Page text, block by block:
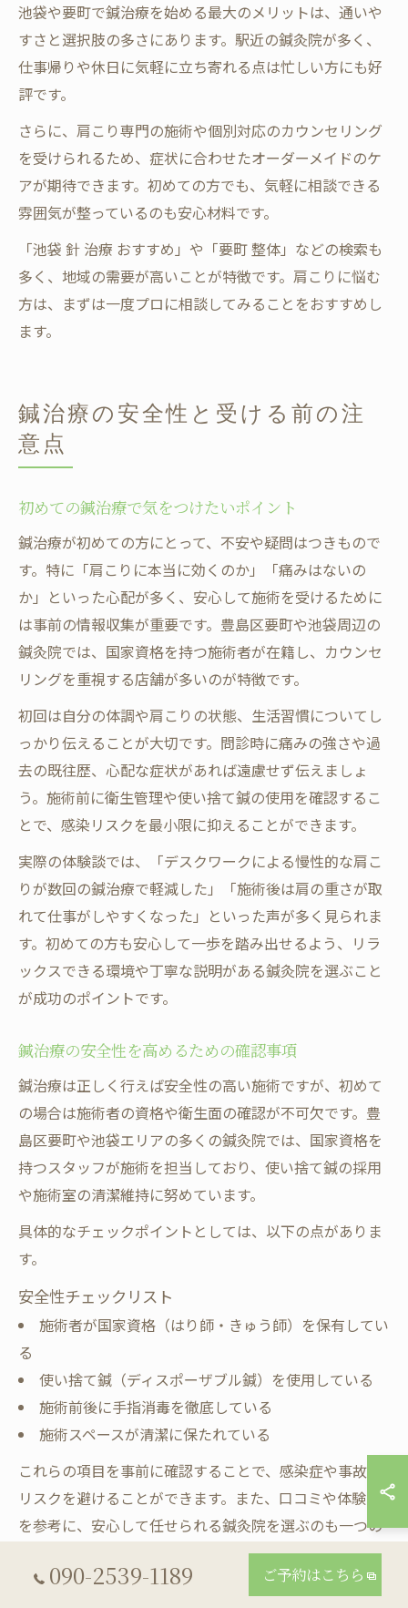
池袋や要町で鍼治療を始める最大のメリットは、通いや
すさと選択肢の多さにあります。駅近の鍼灸院が多く、
仕事帰りや休日に気軽に立ち寄れる点は忙しい方にも好
評です。
さらに、肩こり専門の施術や個別対応のカウンセリング
を受けられるため、症状に合わせたオーダーメイドのケ
アが期待できます。初めての方でも、気軽に相談できる
雰囲気が整っているのも安心材料です。
「池袋 針 治療 おすすめ」や「要町 整体」などの検索も
多く、地域の需要が高いことが特徴です。肩こりに悩む
方は、まずは一度プロに相談してみることをおすすめし
ます。
鍼治療の安全性と受ける前の注
意点
初めての鍼治療で気をつけたいポイント
鍼治療が初めての方にとって、不安や疑問はつきもので
す。特に「肩こりに本当に効くのか」「痛みはないの
か」といった心配が多く、安心して施術を受けるために
は事前の情報収集が重要です。豊島区要町や池袋周辺の
鍼灸院では、国家資格を持つ施術者が在籍し、カウンセ
リングを重視する店舗が多いのが特徴です。
初回は自分の体調や肩こりの状態、生活習慣についてし
っかり伝えることが大切です。問診時に痛みの強さや過
去の既往歴、心配な症状があれば遠慮せず伝えましょ
う。施術前に衛生管理や使い捨て鍼の使用を確認するこ
とで、感染リスクを最小限に抑えることができます。
実際の体験談では、「デスクワークによる慢性的な肩こ
りが数回の鍼治療で軽減した」「施術後は肩の重さが取
れて仕事がしやすくなった」といった声が多く見られま
す。初めての方も安心して一歩を踏み出せるよう、リラ
ックスできる環境や丁寧な説明がある鍼灸院を選ぶこと
が成功のポイントです。
鍼治療の安全性を高めるための確認事項
鍼治療は正しく行えば安全性の高い施術ですが、初めて
の場合は施術者の資格や衛生面の確認が不可欠です。豊
島区要町や池袋エリアの多くの鍼灸院では、国家資格を
持つスタッフが施術を担当しており、使い捨て鍼の採用
や施術室の清潔維持に努めています。
具体的なチェックポイントとしては、以下の点がありま
す。
安全性チェックリスト
施術者が国家資格（はり師・きゅう師）を保有してい
る
使い捨て鍼（ディスポーザブル鍼）を使用している
施術前後に手指消毒を徹底している
施術スペースが清潔に保たれている
これらの項目を事前に確認することで、感染症や事故の
リスクを避けることができます。また、口コミや体験談
を参考に、安心して任せられる鍼灸院を選ぶのも一つの
方法です。初めての方は、遠慮せずに気になる点を直接
質問することをおすすめします。
090-2539-1189 ご予約はこちら